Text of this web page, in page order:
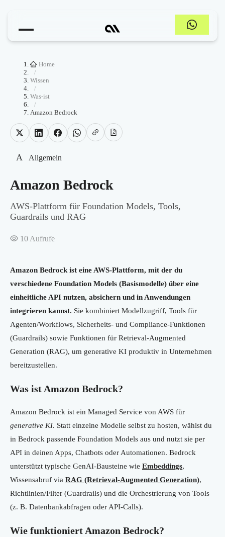
Home
/
Wissen
/
Was-ist
/
Amazon Bedrock
A Allgemein
Amazon Bedrock
AWS-Plattform für Foundation Models, Tools,
Guardrails und RAG
10 Aufrufe
Amazon Bedrock ist eine AWS-Plattform, mit der du
verschiedene Foundation Models (Basismodelle) über eine
einheitliche API nutzen, absichern und in Anwendungen
integrieren kannst. Sie kombiniert Modellzugriff, Tools für
Agenten/Workflows, Sicherheits- und Compliance-Funktionen
(Guardrails) sowie Funktionen für Retrieval-Augmented
Generation (RAG), um generative KI produktiv in Unternehmen
bereitzustellen.
Was ist Amazon Bedrock?
Amazon Bedrock ist ein Managed Service von AWS für
generative KI. Statt einzelne Modelle selbst zu hosten, wählst du
in Bedrock passende Foundation Models aus und nutzt sie per
API in deinen Apps, Chatbots oder Automationen. Bedrock
unterstützt typische GenAI-Bausteine wie Embeddings,
Wissensabruf via RAG (Retrieval-Augmented Generation),
Richtlinien/Filter (Guardrails) und die Orchestrierung von Tools
(z. B. Datenbankabfragen oder API-Calls).
Wie funktioniert Amazon Bedrock?